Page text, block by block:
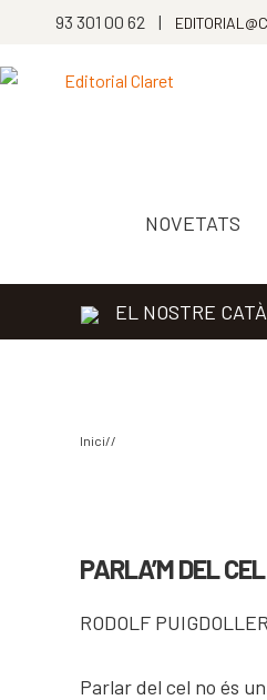
93 301 00 62 |
NOVETATS
EL NOSTRE
Inici//
PARLA’M DEL CEL
RODOLF
Parlar del cel no és